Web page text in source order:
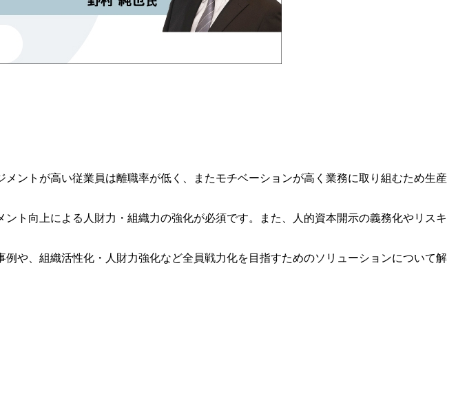
ントが高い従業員は離職率が低く、またモチベーションが高く業務に取り組むため生産
ト向上による人財力・組織力の強化が必須です。また、人的資本開示の義務化やリスキ
や、組織活性化・人財力強化など全員戦力化を目指すためのソリューションについて解